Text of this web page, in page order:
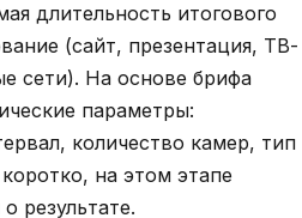
длительность итогового
(сайт, презентация, ТВ-
сети). На основе брифа
параметры:
количество камер, тип
на этом этапе
результате.